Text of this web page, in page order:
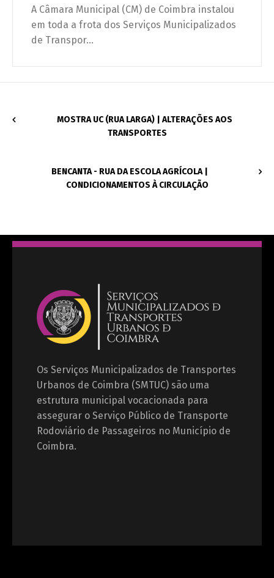
A Câmara Municipal (CM) de Coimbra instalou
em toda a frota dos Serviços Municipalizados
de Transpor...
MOSTRA UC (RUA LARGA) | ALTERAÇÕES AOS
TRANSPORTES
BENCANTA - RUA DA ESCOLA AGRÍCOLA |
CONDICIONAMENTOS À CIRCULAÇÃO
Os Serviços Municipalizados de Transportes
Urbanos de Coimbra (SMTUC) são uma
estrutura municipal vocacionada para
assegurar o Serviço Público de Transporte
Rodoviário de Passageiros no Município de
Coimbra.